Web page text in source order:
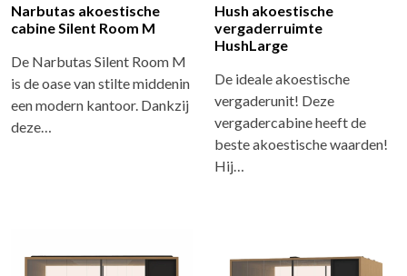
Narbutas akoestische
cabine Silent Room M
De Narbutas Silent Room M
is de oase van stilte middenin
een modern kantoor. Dankzij
deze…
Hush akoestische
vergaderruimte
HushLarge
De ideale akoestische
vergaderunit! Deze
vergadercabine heeft de
beste akoestische waarden!
Hij…